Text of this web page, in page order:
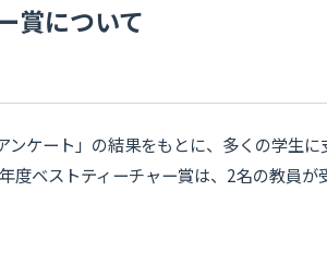
賞について
ケート」の結果をもとに、多くの学生
ベストティーチャー賞は、2名の教員が